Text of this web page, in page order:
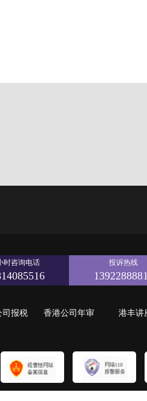
时咨询电话 投诉热线
司报税 香港公司年审 港丰讲